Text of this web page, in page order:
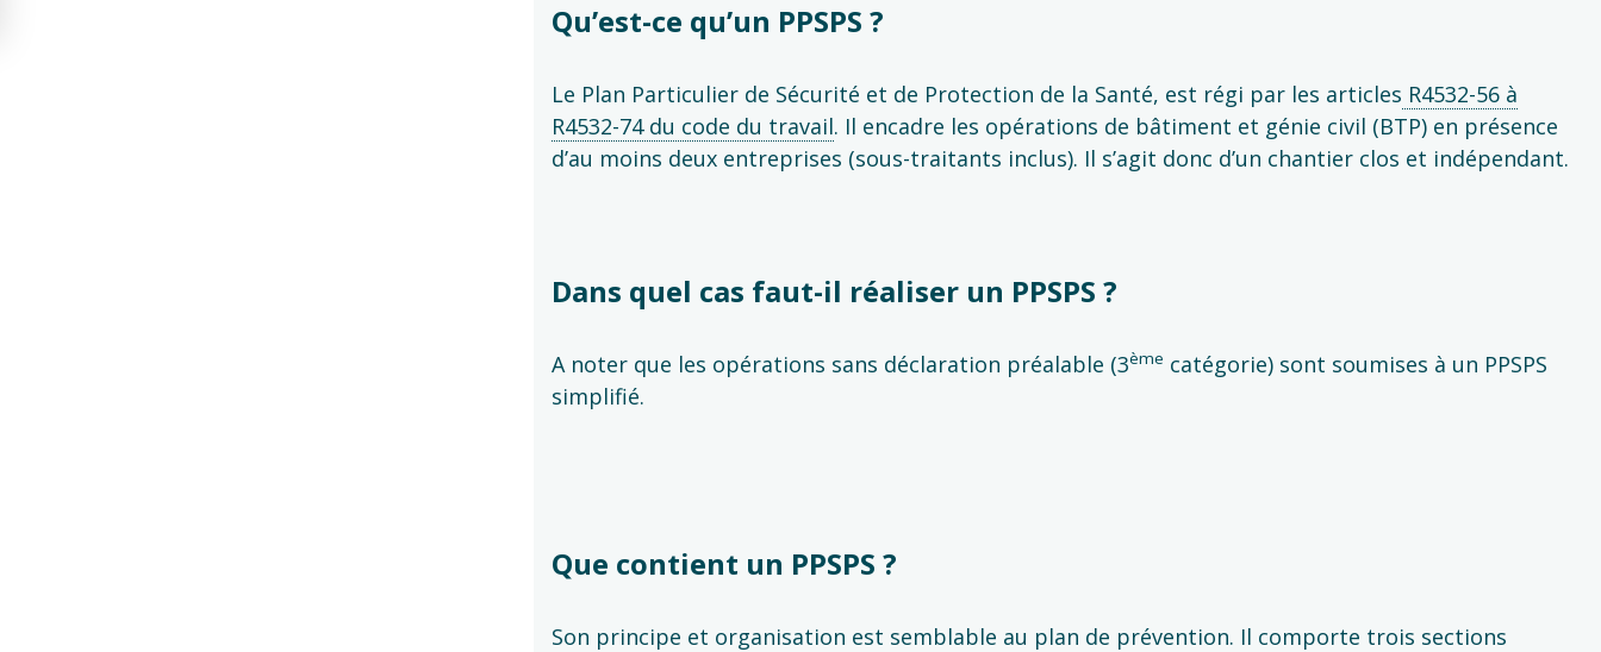
Qu’est-ce qu’un PPSPS ?
Le Plan Particulier de Sécurité et de Protection de la Santé, est régi par les articles R4532-56 à
R4532-74 du code du travail. Il encadre les opérations de bâtiment et génie civil (BTP) en présence
d’au moins deux entreprises (sous-traitants inclus). Il s’agit donc d’un chantier clos et indépendant.
Dans quel cas faut-il réaliser un PPSPS ?
A noter que les opérations sans déclaration préalable (3ème catégorie) sont soumises à un PPSPS
simplifié.
Que contient un PPSPS ?
Son principe et organisation est semblable au plan de prévention. Il comporte trois sections